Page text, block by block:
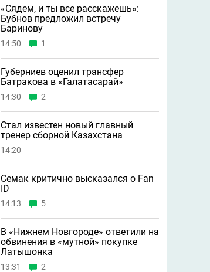
«Сядем, и ты все расскажешь»:
Бубнов предложил встречу
Баринову
14:50 1
Губерниев оценил трансфер
Батракова в «Галатасарай»
14:30 2
Стал известен новый главный
тренер сборной Казахстана
14:20
Семак критично высказался о Fan
ID
14:13 5
В «Нижнем Новгороде» ответили на
обвинения в «мутной» покупке
Латышонка
13:31 2